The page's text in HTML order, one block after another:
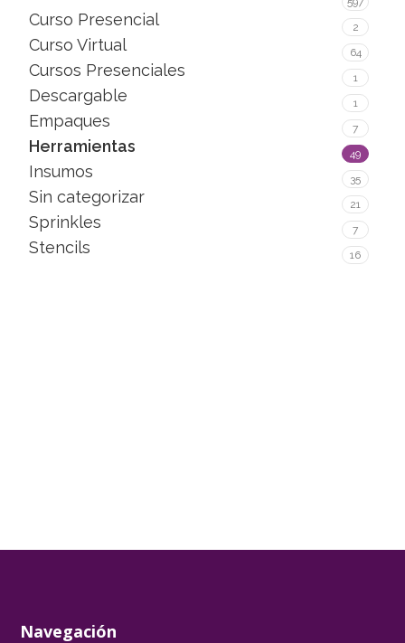
Curso Presencial 2
Curso Virtual 64
Cursos Presenciales 1
Descargable 1
Empaques 7
Herramientas 49
Insumos 35
Sin categorizar 21
Sprinkles 7
Stencils 16
Navegación